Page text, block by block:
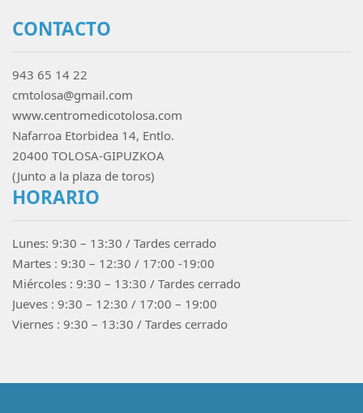
CONTACTO
943 65 14 22
cmtolosa@gmail.com
www.centromedicotolosa.com
Nafarroa Etorbidea 14, Entlo.
20400 TOLOSA-GIPUZKOA
(Junto a la plaza de toros)
HORARIO
Lunes: 9:30 – 13:30 / Tardes cerrado
Martes : 9:30 – 12:30 / 17:00 -19:00
Miércoles : 9:30 – 13:30 / Tardes cerrado
Jueves : 9:30 – 12:30 / 17:00 – 19:00
Viernes : 9:30 – 13:30 / Tardes cerrado